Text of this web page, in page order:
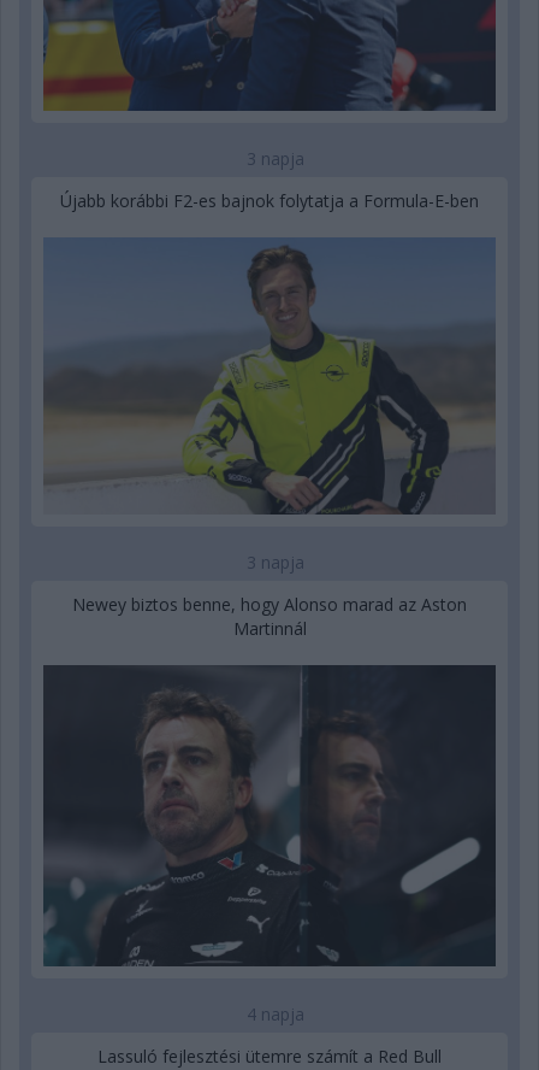
3 napja
Újabb korábbi F2-es bajnok folytatja a Formula-E-ben
3 napja
Newey biztos benne, hogy Alonso marad az Aston
Martinnál
4 napja
Lassuló fejlesztési ütemre számít a Red Bull